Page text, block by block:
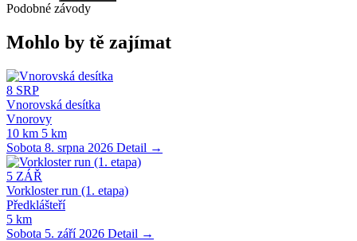
Podobné závody
Mohlo by tě zajímat
8 SRP
Vnorovská desítka
Vnorovy
10 km 5 km
Sobota 8. srpna 2026 Detail →
5 ZÁŘ
Vorkloster run (1. etapa)
Předklášteří
5 km
Sobota 5. září 2026 Detail →